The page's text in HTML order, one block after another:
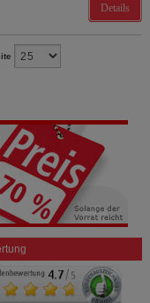
Details